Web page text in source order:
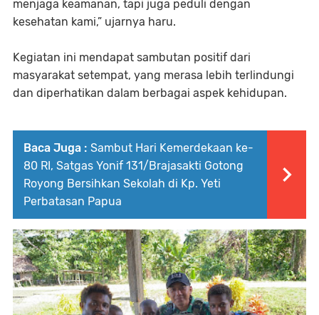
menjaga keamanan, tapi juga peduli dengan
kesehatan kami,” ujarnya haru.
Kegiatan ini mendapat sambutan positif dari
masyarakat setempat, yang merasa lebih terlindungi
dan diperhatikan dalam berbagai aspek kehidupan.
Baca Juga : Sambut Hari Kemerdekaan ke-
80 RI, Satgas Yonif 131/Brajasakti Gotong
Royong Bersihkan Sekolah di Kp. Yeti
Perbatasan Papua